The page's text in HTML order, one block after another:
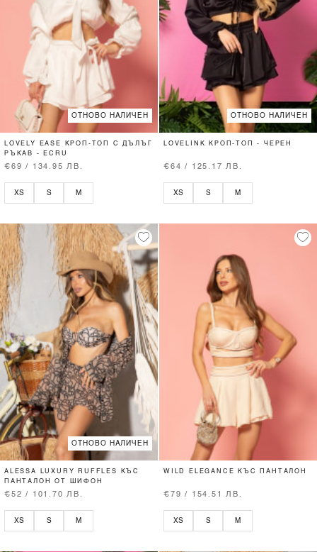
ОТНОВО НАЛИЧЕН
LOVELY EASE КРОП-ТОП С ДЪЛЪГ
РЪКАВ - ECRU
€69 / 134.95 ЛВ.
XS S M
ОТНОВО НАЛИЧЕН
LOVELINK КРОП-ТОП - ЧЕРЕН
€64 / 125.17 ЛВ.
XS S M
ОТНОВО НАЛИЧЕН
ALESSA LUXURY RUFFLES КЪС
ПАНТАЛОН ОТ ШИФОН
€52 / 101.70 ЛВ.
XS S M
WILD ELEGANCE КЪС ПАНТАЛОН
€79 / 154.51 ЛВ.
XS S M